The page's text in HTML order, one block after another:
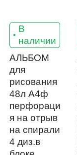
В
наличии
АЛЬБОМ
для
рисования
48л А4ф
перфораци
я на отрыв
на спирали
4 диз.в